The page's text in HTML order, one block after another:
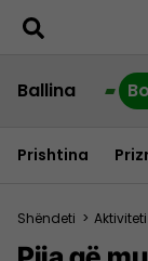
Ballina
Prishtina
Shëndeti >